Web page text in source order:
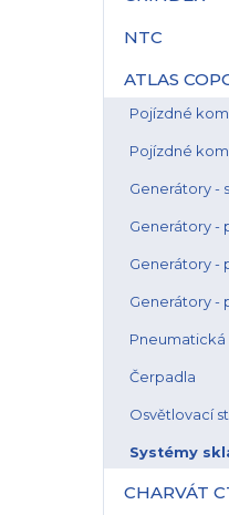
NTC
ATLAS
Pojízdné
Pojízdné
Generátory -
Generátory -
Generátory -
Generátory -
Čerpadla
Osvětlovací
Systémy
CHARVÁT